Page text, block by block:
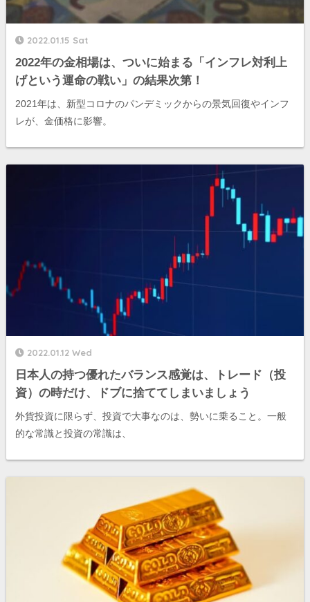
2022.01.15 Sat
2022年の金相場は、ついに始まる「インフレ対利上
げという運命の戦い」の結果次第！
2021年は、新型コロナのパンデミックからの景気回復やインフ
レが、金価格に影響。
2022.01.12 Wed
日本人の持つ優れたバランス感覚は、トレード（投
資）の時だけ、ドブに捨ててしまいましょう
外貨投資に限らず、投資で大事なのは、勢いに乗ること。一般
的な常識と投資の常識は、